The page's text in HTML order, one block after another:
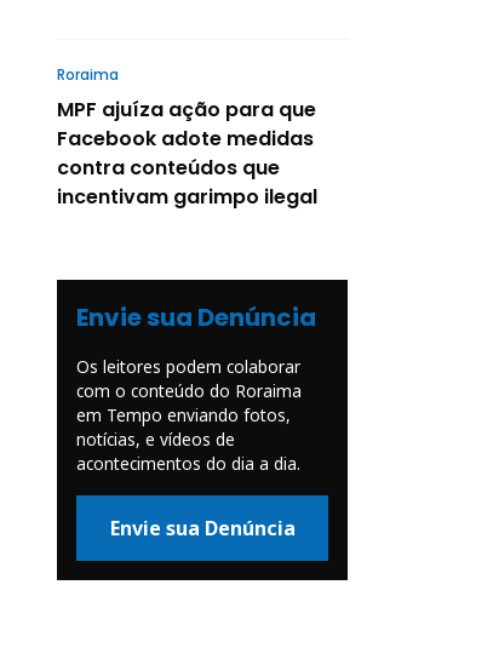
Roraima
MPF ajuíza ação para que
Facebook adote medidas
contra conteúdos que
incentivam garimpo ilegal
Envie sua Denúncia
Os leitores podem colaborar
com o conteúdo do Roraima
em Tempo enviando fotos,
notícias, e vídeos de
acontecimentos do dia a dia.
Envie sua Denúncia